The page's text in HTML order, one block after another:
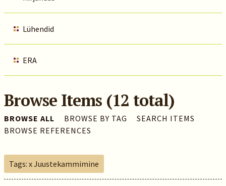
Lühendid
ERA
Browse Items (12 total)
BROWSE ALL BROWSE BY TAG
SEARCH ITEMS
BROWSE REFERENCES
Tags: x Juustekammimine